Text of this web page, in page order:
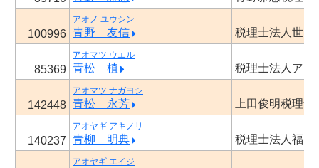
100996
アオノ ユウシン
青野 友信 税理士法人世田
85369
アオマツ ウエル
青松 植 税理士法人アオ
142448
アオマツ ナガヨシ
青松 永芳 上田俊明税理士
140237
アオヤギ アキノリ
青柳 明典 税理士法人福田
アオヤギ エイジ